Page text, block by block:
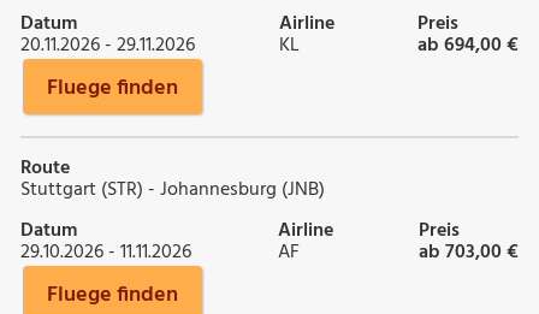
Datum
20.11.2026 - 29.11.2026
Airline
KL
Preis
ab 694,00 €
Fluege finden
Route
Stuttgart (STR) - Johannesburg (JNB)
Datum
29.10.2026 - 11.11.2026
Airline
AF
Preis
ab 703,00 €
Fluege finden